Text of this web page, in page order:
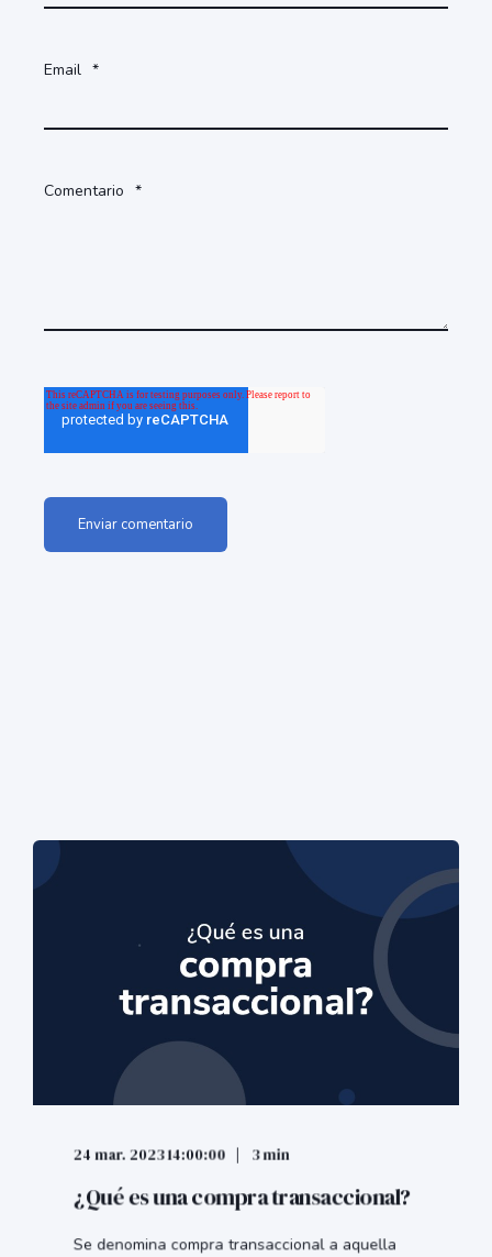
Email *
Comentario *
24 mar. 2023 14:00:00 3 min
¿Qué es una compra transaccional?
Se denomina compra transaccional a aquella